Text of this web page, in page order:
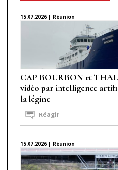
15.07.2026 | Réunion
CAP BOURBON et
vidéo par intelligence
la légine
Réagir
15.07.2026 | Réunion